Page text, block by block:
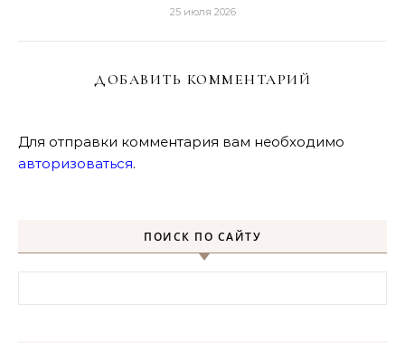
25 июля 2026
ДОБАВИТЬ КОММЕНТАРИЙ
Для отправки комментария вам необходимо
авторизоваться.
ПОИСК ПО САЙТУ